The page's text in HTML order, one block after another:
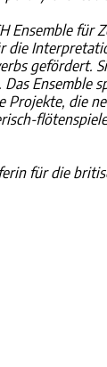
Ensemble
gefördert.
Das Ensemble
die
für die